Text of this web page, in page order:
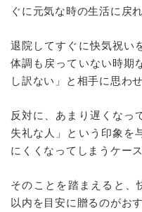
ぐに元気な時の生活に戻
退院してすぐに快気祝い
体調も戻っていない時期
し訳ない」と相手に思わ
反対に、あまり遅くなっ
失礼な人」という印象を
にくくなってしまうケー
そのことを踏まえると、
以内を目安に贈るのがお